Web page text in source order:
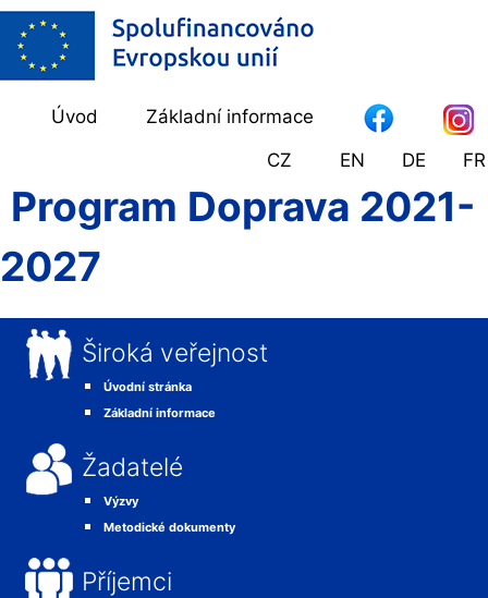
Úvod
Základní informace
CZ
EN DE FR
Program Doprava 2021-
2027
Široká veřejnost
Úvodní stránka
Základní informace
Žadatelé
Výzvy
Metodické dokumenty
Příjemci